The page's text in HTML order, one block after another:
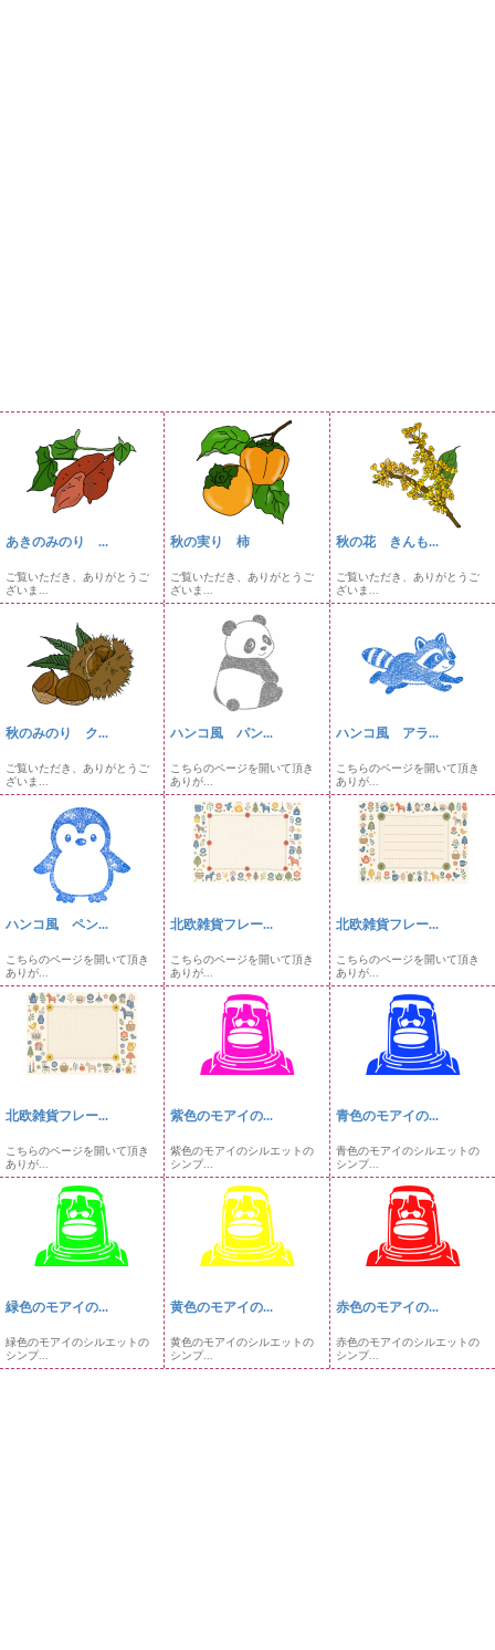
あきのみのり ...
ご覧いただき、ありがとうご
ざいま...
秋の実り 柿
ご覧いただき、ありがとうご
ざいま...
秋の花 きんも...
ご覧いただき、ありがとうご
ざいま...
秋のみのり ク...
ご覧いただき、ありがとうご
ざいま...
ハンコ風 パン...
こちらのページを開いて頂き
ありが...
ハンコ風 アラ...
こちらのページを開いて頂き
ありが...
ハンコ風 ペン...
こちらのページを開いて頂き
ありが...
北欧雑貨フレー...
こちらのページを開いて頂き
ありが...
北欧雑貨フレー...
こちらのページを開いて頂き
ありが...
北欧雑貨フレー...
こちらのページを開いて頂き
ありが...
紫色のモアイの...
紫色のモアイのシルエットの
シンプ...
青色のモアイの...
青色のモアイのシルエットの
シンプ...
緑色のモアイの...
緑色のモアイのシルエットの
シンプ...
黄色のモアイの...
黄色のモアイのシルエットの
シンプ...
赤色のモアイの...
赤色のモアイのシルエットの
シンプ...